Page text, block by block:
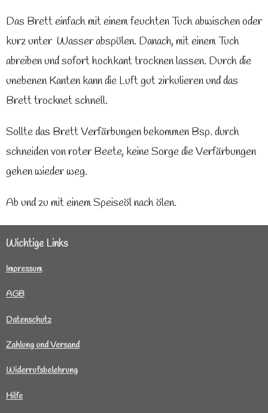
Das Brett einfach mit einem feuchten Tuch abwischen oder
kurz unter Wasser abspülen. Danach, mit einem Tuch
abreiben und sofort hochkant trocknen lassen. Durch die
unebenen Kanten kann die Luft gut zirkulieren und das
Brett trocknet schnell.
Sollte das Brett Verfärbungen bekommen Bsp. durch
schneiden von roter Beete, keine Sorge die Verfärbungen
gehen wieder weg.
Ab und zu mit einem Speiseöl nach ölen.
Wichtige Links
Impressum
AGB
Datenschutz
Zahlung und Versand
Widerrufsbelehrung
Hilfe